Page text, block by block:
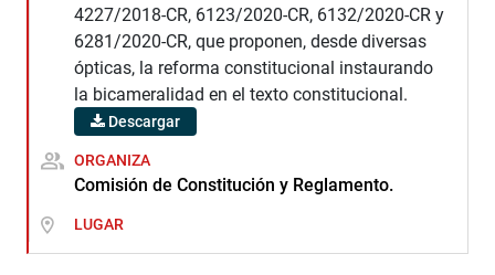
4227/2018-CR, 6123/2020-CR, 6132/2020-CR y
6281/2020-CR, que proponen, desde diversas
ópticas, la reforma constitucional instaurando
la bicameralidad en el texto constitucional.
Descargar
ORGANIZA
Comisión de Constitución y Reglamento.
LUGAR